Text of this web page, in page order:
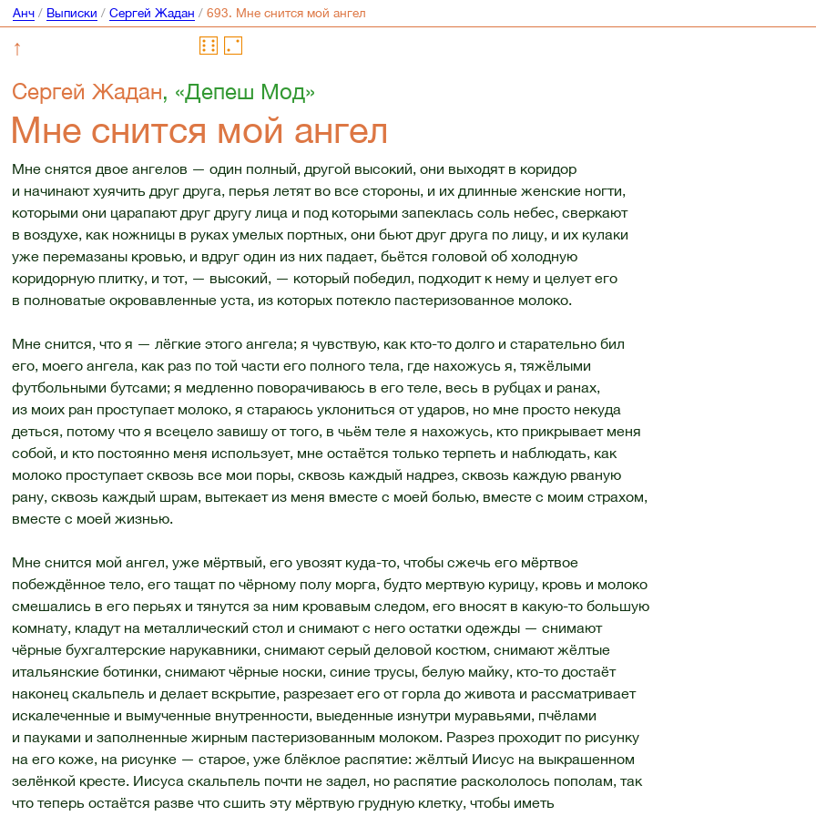
Анч/ Выписки / Сергей Жадан /
↑
Сергей Жадан, «Депеш Мод»
Мне снится мой ангел
Мне снятся двое ангелов — один полный, другой высокий, они выходят в коридор
и начинают хуячить друг друга, перья летят во все стороны, и их длинные женские ногти,
которыми они царапают друг другу лица и под которыми запеклась соль небес, сверкают
в воздухе, как ножницы в руках умелых портных, они бьют друг друга по лицу, и их кулаки
уже перемазаны кровью, и вдруг один из них падает, бьётся головой об холодную
коридорную плитку, и тот, — высокий, — который победил, подходит к нему и целует его
в полноватые окровавленные уста, из которых потекло пастеризованное молоко.
Мне снится, что я — лёгкие этого ангела; я чувствую, как кто-то долго и старательно бил
его, моего ангела, как раз по той части его полного тела, где нахожусь я, тяжёлыми
футбольными бутсами; я медленно поворачиваюсь в его теле, весь в рубцах и ранах,
из моих ран проступает молоко, я стараюсь уклониться от ударов, но мне просто некуда
деться, потому что я всецело завишу от того, в чьём теле я нахожусь, кто прикрывает меня
собой, и кто постоянно меня использует, мне остаётся только терпеть и наблюдать, как
молоко проступает сквозь все мои поры, сквозь каждый надрез, сквозь каждую рваную
рану, сквозь каждый шрам, вытекает из меня вместе с моей болью, вместе с моим страхом,
вместе с моей жизнью.
Мне снится мой ангел, уже мёртвый, его увозят куда-то, чтобы сжечь его мёртвое
побеждённое тело, его тащат по чёрному полу морга, будто мертвую курицу, кровь и молоко
смешались в его перьях и тянутся за ним кровавым следом, его вносят в какую-то большую
комнату, кладут на металлический стол и снимают с него остатки одежды — снимают
чёрные бухгалтерские нарукавники, снимают серый деловой костюм, снимают жёлтые
итальянские ботинки, снимают чёрные носки, синие трусы, белую майку, кто-то достаёт
наконец скальпель и делает вскрытие, разрезает его от горла до живота и рассматривает
искалеченные и вымученные внутренности, выеденные изнутри муравьями, пчёлами
и пауками и заполненные жирным пастеризованным молоком. Разрез проходит по рисунку
на его коже, на рисунке — старое, уже блёклое распятие: жёлтый Иисус на выкрашенном
зелёнкой кресте. Иисуса скальпель почти не задел, но распятие раскололось пополам, так
что теперь остаётся разве что сшить эту мёртвую грудную клетку, чтобы иметь